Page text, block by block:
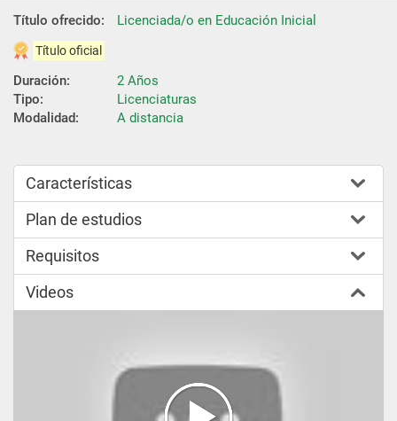
Título ofrecido: Licenciada/o en Educación Inicial
Título oficial
Duración:
2 Años
Tipo:
Licenciaturas
Modalidad:
A distancia
Características
Plan de estudios
Requisitos
Videos